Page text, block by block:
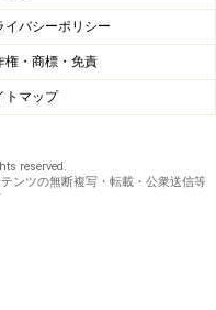
イバシーポリシー
権・商標・免責
トマップ
reserved.
ンツの無断複写・転載・公衆送信等